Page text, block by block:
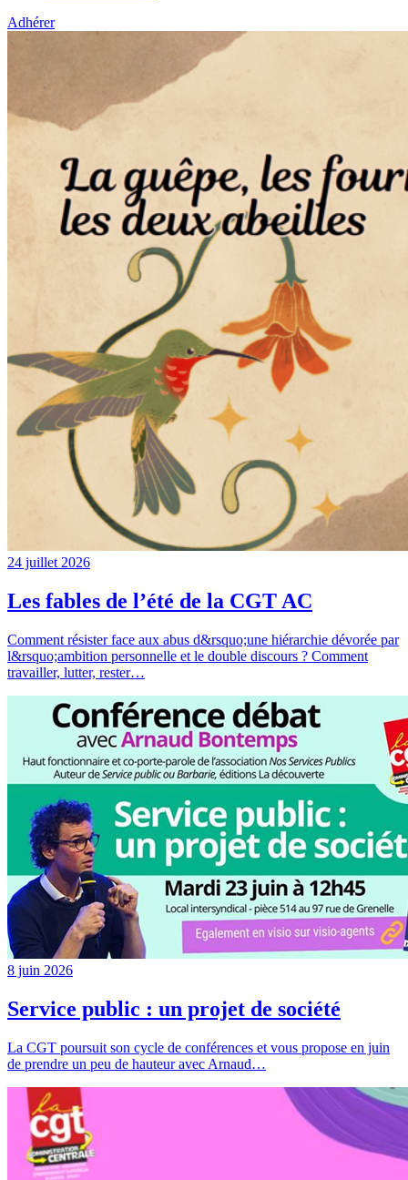
Adhérer
24 juillet 2026
Les fables de l’été de la CGT AC
Comment résister face aux abus d&rsquo;une hiérarchie dévorée par
l&rsquo;ambition personnelle et le double discours ? Comment
travailler, lutter, rester…
8 juin 2026
Service public : un projet de société
La CGT poursuit son cycle de conférences et vous propose en juin
de prendre un peu de hauteur avec Arnaud…